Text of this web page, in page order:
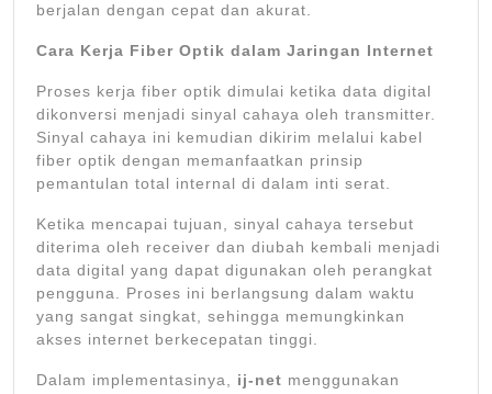
berjalan dengan cepat dan akurat.
Cara Kerja Fiber Optik dalam Jaringan Internet
Proses kerja fiber optik dimulai ketika data digital
dikonversi menjadi sinyal cahaya oleh transmitter.
Sinyal cahaya ini kemudian dikirim melalui kabel
fiber optik dengan memanfaatkan prinsip
pemantulan total internal di dalam inti serat.
Ketika mencapai tujuan, sinyal cahaya tersebut
diterima oleh receiver dan diubah kembali menjadi
data digital yang dapat digunakan oleh perangkat
pengguna. Proses ini berlangsung dalam waktu
yang sangat singkat, sehingga memungkinkan
akses internet berkecepatan tinggi.
Dalam implementasinya, ij-net menggunakan